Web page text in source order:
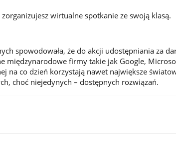
wirtualne spotkanie ze swoją klasą.
spowodowała, że do akcji udostępniania za
międzynarodowe firmy takie jak Google,
na co dzień korzystają nawet największe
choć niejedynych – dostępnych rozwiązań.